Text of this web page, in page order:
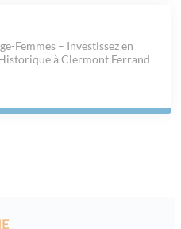
Femmes – Investissez en
à Clermont Ferrand